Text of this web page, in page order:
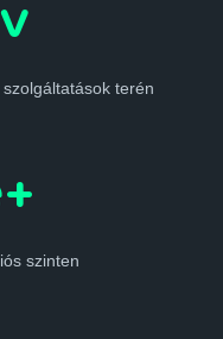
terén
szinten